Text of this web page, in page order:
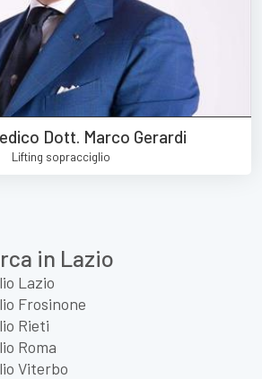
Dott. Marco Gerardi
Lifting sopracciglio
in Lazio
Lazio
Frosinone
Rieti
Roma
Viterbo